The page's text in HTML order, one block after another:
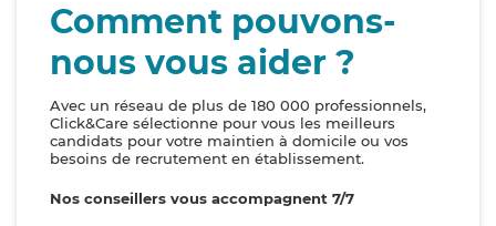
Comment pouvons-
nous vous aider ?
Avec un réseau de plus de 180 000 professionnels,
Click&Care sélectionne pour vous les meilleurs
candidats pour votre maintien à domicile ou vos
besoins de recrutement en établissement.
Nos conseillers vous accompagnent 7/7